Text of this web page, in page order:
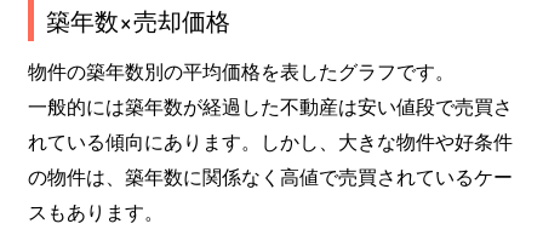
築年数×売却価格
物件の築年数別の平均価格を表したグラフです。
一般的には築年数が経過した不動産は安い値段で売買さ
れている傾向にあります。しかし、大きな物件や好条件
の物件は、築年数に関係なく高値で売買されているケー
スもあります。